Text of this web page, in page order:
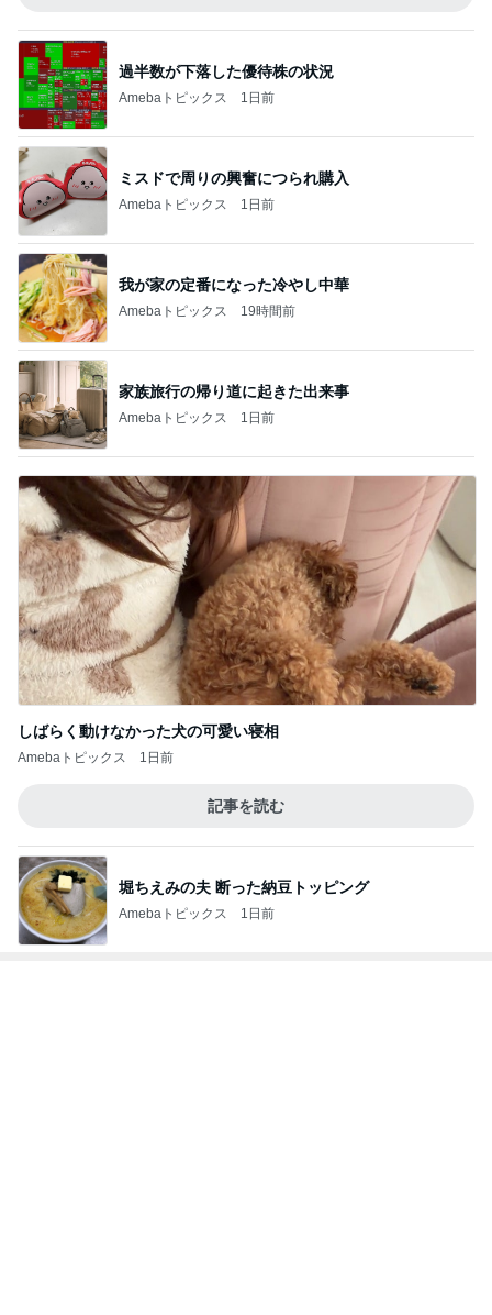
過半数が下落した優待株の状況
Amebaトピックス 1日前
ミスドで周りの興奮につられ購入
Amebaトピックス 1日前
我が家の定番になった冷やし中華
Amebaトピックス 19時間前
家族旅行の帰り道に起きた出来事
Amebaトピックス 1日前
しばらく動けなかった犬の可愛い寝相
Amebaトピックス 1日前
記事を読む
堀ちえみの夫 断った納豆トッピング
Amebaトピックス 1日前